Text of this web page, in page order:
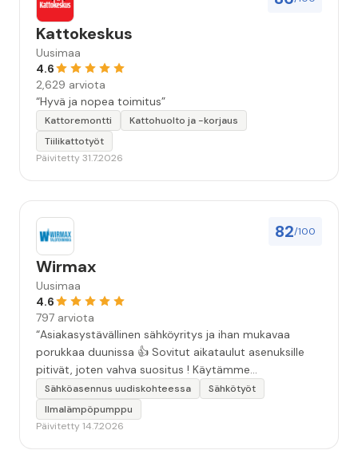
Kattokeskus
Uusimaa
4.6
2,629 arviota
“Hyvä ja nopea toimitus”
Kattoremontti
Kattohuolto ja -korjaus
Tiilikattotyöt
Päivitetty 31.7.2026
82/100
Wirmax
Uusimaa
4.6
797 arviota
“Asiakasystävällinen sähköyritys ja ihan mukavaa
porukkaa duunissa 👍 Sovitut aikataulut asenuksille
pitivät, joten vahva suositus ! Käytämme
seuraavallakin kerralla!”
Sähköasennus uudiskohteessa
Sähkötyöt
Ilmalämpöpumppu
Päivitetty 14.7.2026